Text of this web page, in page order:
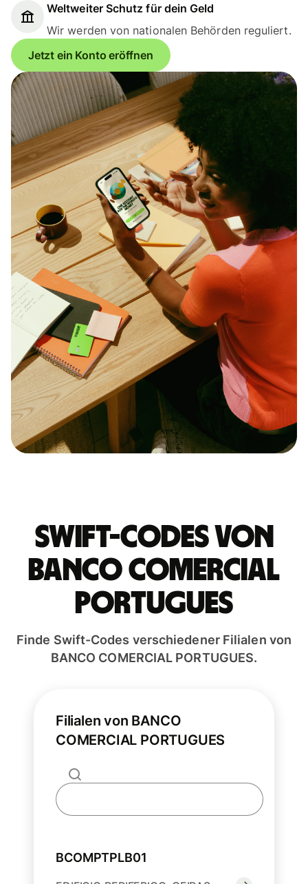
Weltweiter Schutz für dein Geld
Wir werden von nationalen Behörden reguliert.
Jetzt ein Konto eröffnen
Swift-Codes von
BANCO COMERCIAL
PORTUGUES
Finde Swift-Codes verschiedener Filialen von
BANCO COMERCIAL PORTUGUES.
Filialen von BANCO
COMERCIAL PORTUGUES
BCOMPTPLB01